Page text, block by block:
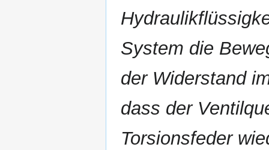
System die
der Widerstand
dass der
Torsionsfeder